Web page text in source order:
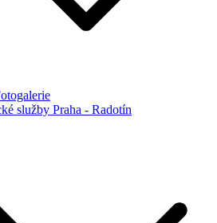
služby Praha - Radotín